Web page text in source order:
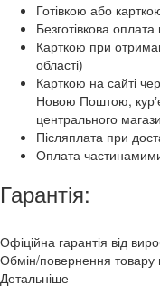
Готівкою або
Безготівкова
Карткою при
області)
Карткою на сайті
Новою Поштою,
центрального
Післяплата при
Оплата
Гарантія:
Офіційна гарантія від
Обмін/повернення товару
Детальніше